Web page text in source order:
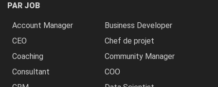
PAR JOB
Account Manager
Business Developer
CEO
Chef de projet
Coaching
Community Manager
Consultant
COO